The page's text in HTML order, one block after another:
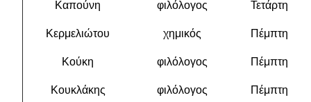
Καπούνη φιλόλογος Τετάρτη
Κερμελιώτου χημικός Πέμπτη
Κούκη φιλόλογος Πέμπτη
Κουκλάκης φιλόλογος Πέμπτη